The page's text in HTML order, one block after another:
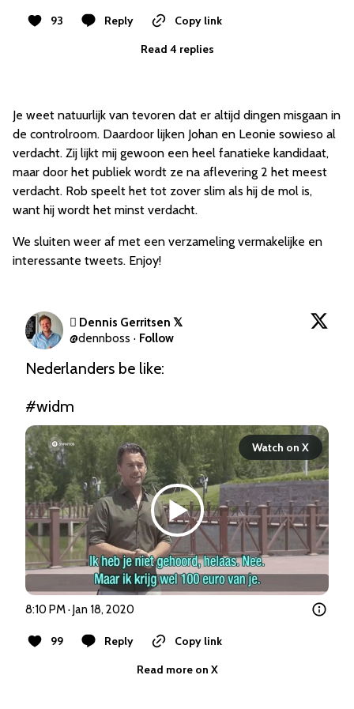
93 Reply
Copy link
Read 4 replies
Je weet natuurlijk van tevoren dat er altijd dingen misgaan in
de controlroom. Daardoor lijken Johan en Leonie sowieso al
verdacht. Zij lijkt mij gewoon een heel fanatieke kandidaat,
maar door het publiek wordt ze na aflevering 2 het meest
verdacht. Rob speelt het tot zover slim als hij de mol is,
want hij wordt het minst verdacht.
We sluiten weer af met een verzameling vermakelijke en
interessante tweets. Enjoy!
 Dennis Gerritsen 𝕏
@dennboss · Follow
Nederlanders be like:
#widm
Watch on X
8:10 PM · Jan 18, 2020
99 Reply
Copy link
Read more on X